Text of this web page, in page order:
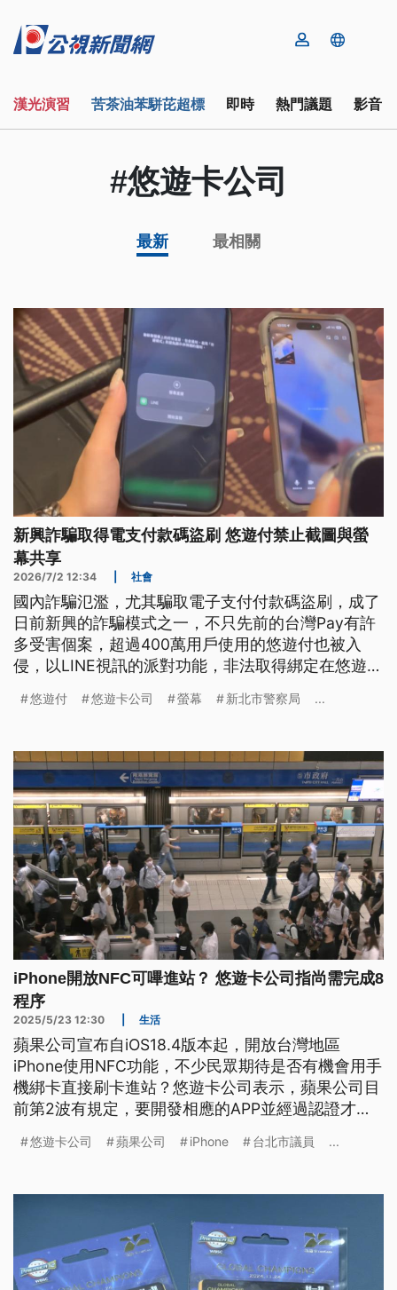
漢光演習 苦茶油苯駢芘超標 即時 熱門議題 影音
#悠遊卡公司
最新 最相關
新興詐騙取得電支付款碼盜刷 悠遊付禁止截圖與螢
幕共享
2026/7/2 12:34 社會
國內詐騙氾濫，尤其騙取電子支付付款碼盜刷，成了
日前新興的詐騙模式之一，不只先前的台灣Pay有許
多受害個案，超過400萬用戶使用的悠遊付也被入
侵，以LINE視訊的派對功能，非法取得綁定在悠遊付
月，雙北警方啟動專案查緝這類掃碼盜刷案件，就抓
悠遊付 悠遊卡公司 螢幕 新北市警察局 ...
iPhone開放NFC可嗶進站？ 悠遊卡公司指尚需完成8
程序
2025/5/23 12:30 生活
蘋果公司宣布自iOS18.4版本起，開放台灣地區
iPhone使用NFC功能，不少民眾期待是否有機會用手
機綁卡直接刷卡進站？悠遊卡公司表示，蘋果公司目
前第2波有規定，要開發相應的APP並經過認證才可
序，距離不解鎖螢幕、黑屏進閘恐怕還有一段距離。
悠遊卡公司 蘋果公司 iPhone 台北市議員 ...